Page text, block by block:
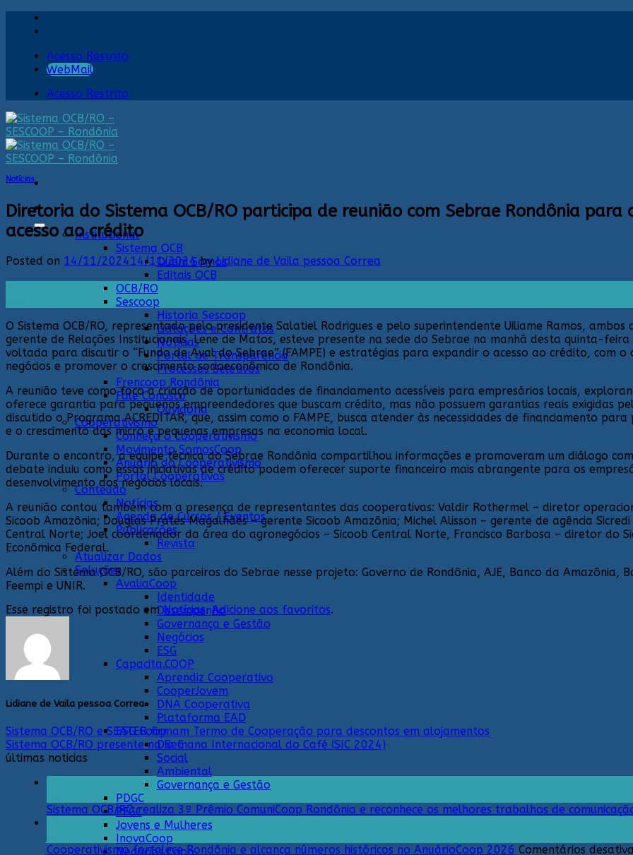
Acesso Restrito
WebMail
Acesso Restrito
Institucional
Sistema OCB
Quem Somos
Editais OCB
OCB/RO
Sescoop
Historia Sescoop
Licitações e Contratos
Notícias
Portal de Transparência
Processos Seletivos
Frencoop Rondônia
Fale Conosco
Ouvidoria
Cooperativismo
Conheça o Cooperativismo
Movimento SomosCoop
Anuário do Cooperativismo
Portal Cooperativas
Conteúdo
Notícias
Agenda de Cursos / Eventos
Publicações
Revista
Atualizar Dados
Soluções
AvaliaCoop
Identidade
Desempenho
Governança e Gestão
Negócios
ESG
Capacita.COOP
Aprendiz Cooperativo
CooperJovem
DNA Cooperativa
Plataforma EAD
ESG Coop
Dia C
Social
Ambiental
Governança e Gestão
PDGC
PFGC
Jovens e Mulheres
InovaCoop
Negócios Coop
Notícias
Diretoria do Sistema OCB/RO participa de reunião com Sebrae Rondônia para
acesso ao crédito
Posted on 14/11/202414/11/2024byLidiane de Vaila pessoa Correa
O Sistema OCB/RO, representado pelo presidente Salatiel Rodrigues e pelo superintendente Uiliame Ramos,
gerente de Relações Institucionais, Lene de Matos, esteve presente na sede do Sebrae na manhã desta quinta-
voltada para discutir o “Fundo de Aval do Sebrae” (FAMPE) e estratégias para expandir o acesso ao crédito, com
negócios e promover o crescimento socioeconômico de Rondônia.
A reunião teve como foco a criação de oportunidades de financiamento acessíveis para empresários locais,
oferece garantia para pequenos empreendedores que buscam crédito, mas não possuem garantias reais exigidas
discutido o Programa ACREDITAR, que, assim como o FAMPE, busca atender às necessidades de financiamento
e o crescimento das micro e pequenas empresas na economia local.
Durante o encontro, a equipe técnica do Sebrae Rondônia compartilhou informações e promoveram um diálogo
debate incluiu como essas iniciativas de crédito podem oferecer suporte financeiro mais abrangente para os
desenvolvimento dos negócios locais.
A reunião contou também com a presença de representantes das cooperativas: Valdir Rothermel – diretor
Sicoob Amazônia; Douglas Prates Magalhães – gerente Sicoob Amazônia; Michel Alisson – gerente de agência
Central Norte; Joel coordenador da área do agronegócios – Sicoob Central Norte, Francisco Barbosa – diretor do
Econômica Federal.
Além do Sistema OCB/RO, são parceiros do Sebrae nesse projeto: Governo de Rondônia, AJE, Banco da Amazônia,
Feempi e UNIR.
Esse registro foi postado emNotícias.Adicione aos favoritos.
Lidiane de Vaila pessoa Correa
Sistema OCB/RO e SEATER firmam Termo de Cooperação para descontos em alojamentos
Sistema OCB/RO presente na Semana Internacional do Café (SIC 2024)
últimas noticias
Sistema OCB/RO realiza 3º Prêmio ComuniCoop Rondônia e reconhece os melhores trabalhos de
Cooperativismo fortalece Rondônia e alcança números históricos no AnuárioCoop 2026 Comentários